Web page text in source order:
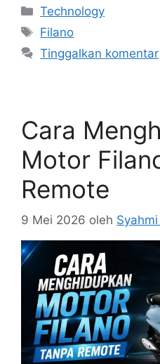
Kategori
Technology
Tag
Filano
Tinggalkan komentar
Cara
Motor
Remote
9 Mei 2026 oleh